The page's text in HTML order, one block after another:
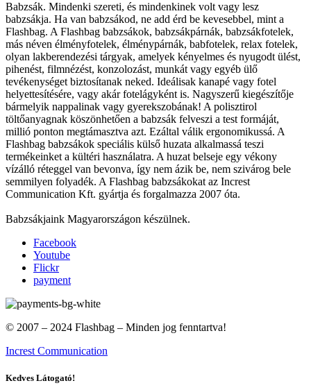
Babzsák. Mindenki szereti, és mindenkinek volt vagy lesz
babzsákja. Ha van babzsákod, ne add érd be kevesebbel, mint a
Flashbag. A Flashbag babzsákok, babzsákpárnák, babzsákfotelek,
más néven élményfotelek, élménypárnák, babfotelek, relax fotelek,
olyan lakberendezési tárgyak, amelyek kényelmes és nyugodt ülést,
pihenést, filmnézést, konzolozást, munkát vagy egyéb ülő
tevékenységet biztosítanak neked. Ideálisak kanapé vagy fotel
helyettesítésére, vagy akár fotelágyként is. Nagyszerű kiegészítője
bármelyik nappalinak vagy gyerekszobának! A polisztirol
töltőanyagnak köszönhetően a babzsák felveszi a test formáját,
millió ponton megtámasztva azt. Ezáltal válik ergonomikussá. A
Flashbag babzsákok speciális külső huzata alkalmassá teszi
termékeinket a kültéri használatra. A huzat belseje egy vékony
vízálló réteggel van bevonva, így nem ázik be, nem szivárog bele
semmilyen folyadék. A Flashbag babzsákokat az Increst
Communication Kft. gyártja és forgalmazza 2007 óta.
Babzsákjaink Magyarországon készülnek.
Facebook
Youtube
Flickr
payment
© 2007 – 2024 Flashbag – Minden jog fenntartva!
Increst Communication
Kedves Látogató!